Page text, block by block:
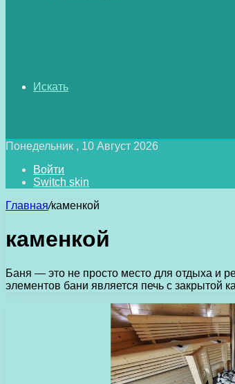
Искать
Понедельник , 10 Август 2026
Войти
Switch skin
Главная/каменкой
каменкой
Баня — это не просто место для отдыха и
элементов бани является печь с закрытой